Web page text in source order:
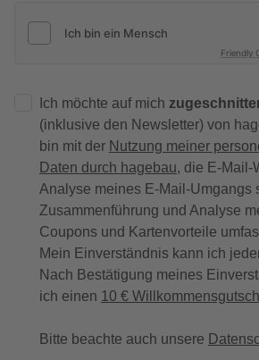
Friendly
Ich möchte auf mich
(inklusive den Newsletter) von
bin mit der Nutzung meiner
Daten durch hagebau, die E-Mail-
Analyse meines E-Mail-Umgangs
Zusammenführung und Analyse
Coupons und Kartenvorteile
Mein Einverständnis kann ich
Nach Bestätigung meines
ich einen 10 €
Bitte beachte auch unsere